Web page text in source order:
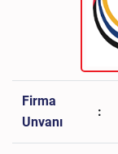
Firma
Unvanı
: